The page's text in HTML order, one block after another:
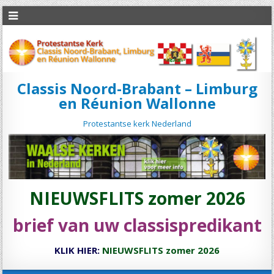
Classis Noord-Brabant – Limburg
en Réunion Wallonne
Protestantse kerk Nederland
NIEUWSFLITS zomer 2026
brief van uw classispredikant
KLIK HIER: NIEUWSFLITS zomer 2026